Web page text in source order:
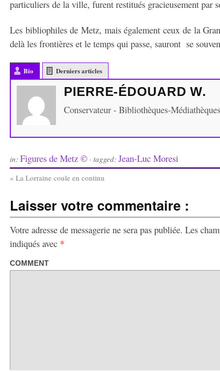
particuliers de la ville, furent restitués gracieusement par
Les bibliophiles de Metz, mais également ceux de la
delà les frontières et le temps qui passe, sauront se
Bio Derniers articles
PIERRE-ÉDOUARD W.
Conservateur - Bibliothèques-
in: Figures de Metz © · tagged: Jean-Luc Moresi
« La Lorraine coule en continu
Laisser votre commentaire :
Votre adresse de messagerie ne sera pas publiée. Les
indiqués avec *
COMMENT